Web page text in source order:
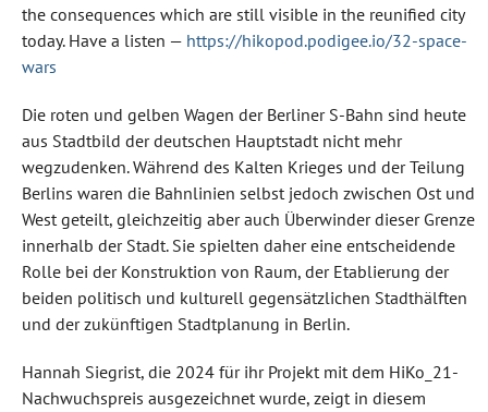
the consequences which are still visible in the reunified city
today. Have a listen — https://hikopod.podigee.io/32-space-
wars
Die roten und gelben Wagen der Berliner S-Bahn sind heute
aus Stadtbild der deutschen Hauptstadt nicht mehr
wegzudenken. Während des Kalten Krieges und der Teilung
Berlins waren die Bahnlinien selbst jedoch zwischen Ost und
West geteilt, gleichzeitig aber auch Überwinder dieser Grenze
innerhalb der Stadt. Sie spielten daher eine entscheidende
Rolle bei der Konstruktion von Raum, der Etablierung der
beiden politisch und kulturell gegensätzlichen Stadthälften
und der zukünftigen Stadtplanung in Berlin.
Hannah Siegrist, die 2024 für ihr Projekt mit dem HiKo_21-
Nachwuchspreis ausgezeichnet wurde, zeigt in diesem